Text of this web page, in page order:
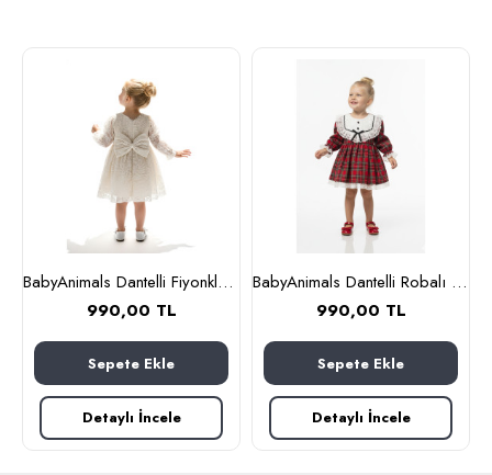
BabyAnimals Dantelli Fiyonklu Çiçekli Kız Çocuk Krem
990,00 TL
Sepete Ekle
Detaylı İncele
BabyAnimals Dantelli Robalı Ekoseli Kız Çocuk Elbise Kırmızı
990,00 TL
Sepete Ekle
Detaylı İncele